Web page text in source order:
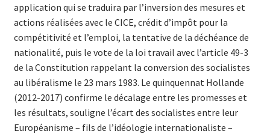
application qui se traduira par l’inversion des mesures et
actions réalisées avec le CICE, crédit d’impôt pour la
compétitivité et l’emploi, la tentative de la déchéance de
nationalité, puis le vote de la loi travail avec l’article 49-3
de la Constitution rappelant la conversion des socialistes
au libéralisme le 23 mars 1983. Le quinquennat Hollande
(2012-2017) confirme le décalage entre les promesses et
les résultats, souligne l’écart des socialistes entre leur
Européanisme – fils de l’idéologie internationaliste –